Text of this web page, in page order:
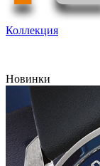
Коллекция
Новинки